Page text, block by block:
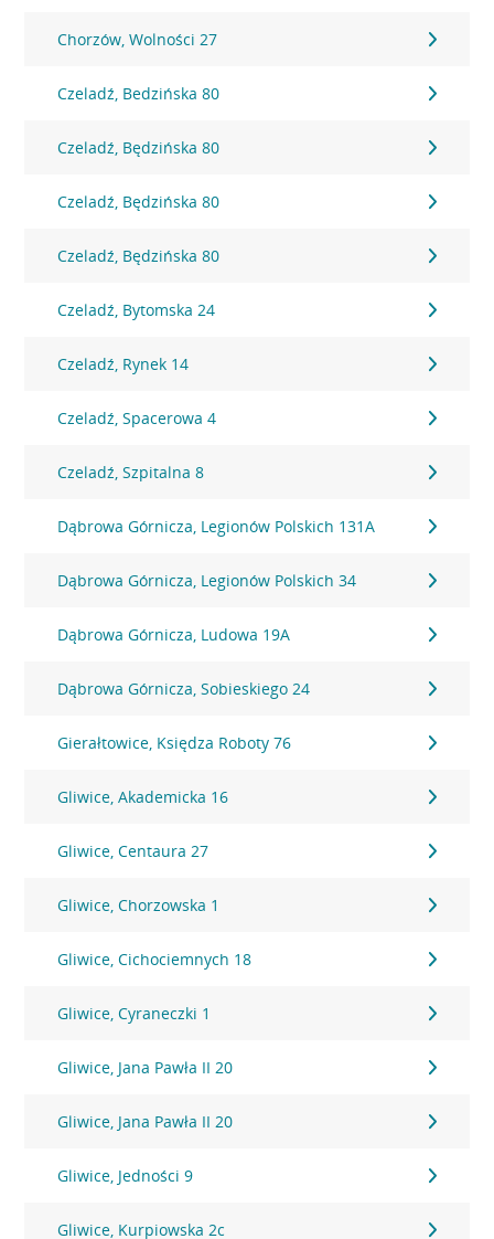
Chorzów, Wolności 27
Czeladź, Bedzińska 80
Czeladź, Będzińska 80
Czeladź, Będzińska 80
Czeladź, Będzińska 80
Czeladź, Bytomska 24
Czeladź, Rynek 14
Czeladź, Spacerowa 4
Czeladź, Szpitalna 8
Dąbrowa Górnicza, Legionów Polskich 131A
Dąbrowa Górnicza, Legionów Polskich 34
Dąbrowa Górnicza, Ludowa 19A
Dąbrowa Górnicza, Sobieskiego 24
Gierałtowice, Księdza Roboty 76
Gliwice, Akademicka 16
Gliwice, Centaura 27
Gliwice, Chorzowska 1
Gliwice, Cichociemnych 18
Gliwice, Cyraneczki 1
Gliwice, Jana Pawła II 20
Gliwice, Jana Pawła II 20
Gliwice, Jedności 9
Gliwice, Kurpiowska 2c